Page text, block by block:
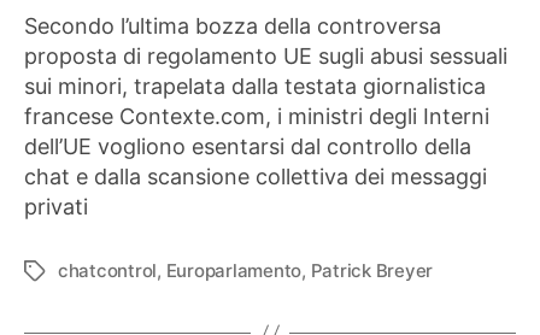
Secondo l’ultima bozza della controversa
proposta di regolamento UE sugli abusi sessuali
sui minori, trapelata dalla testata giornalistica
francese Contexte.com, i ministri degli Interni
dell’UE vogliono esentarsi dal controllo della
chat e dalla scansione collettiva dei messaggi
privati
Tag chatcontrol, Europarlamento, Patrick Breyer